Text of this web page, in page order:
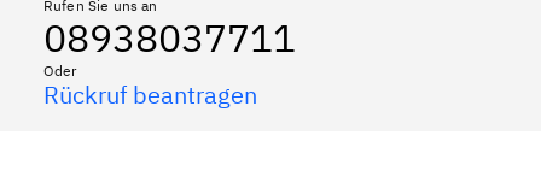
Rufen Sie uns an
08938037711
Oder
Rückruf beantragen